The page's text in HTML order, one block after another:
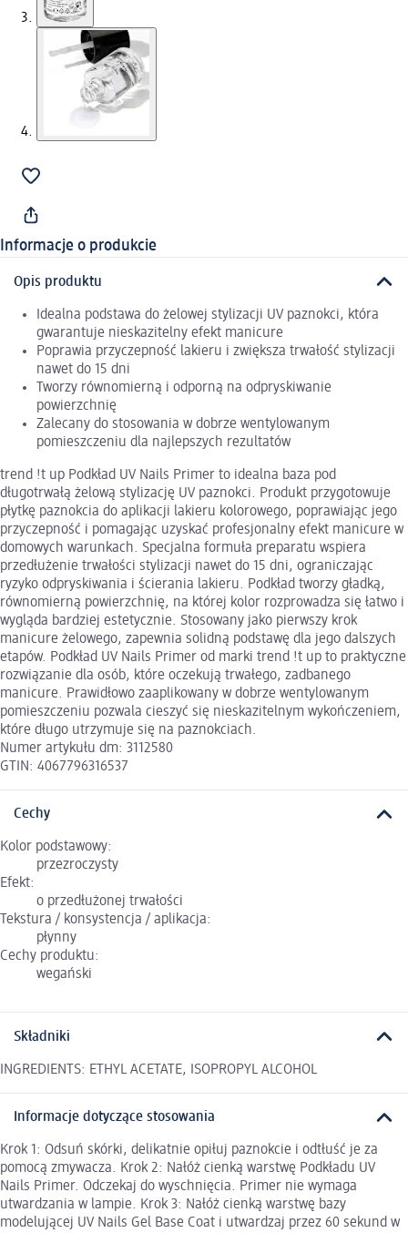
Informacje o produkcie
Opis produktu
Idealna podstawa do żelowej stylizacji UV paznokci, która
gwarantuje nieskazitelny efekt manicure
Poprawia przyczepność lakieru i zwiększa trwałość stylizacji
nawet do 15 dni
Tworzy równomierną i odporną na odpryskiwanie
powierzchnię
Zalecany do stosowania w dobrze wentylowanym
pomieszczeniu dla najlepszych rezultatów
trend !t up Podkład UV Nails Primer to idealna baza pod
długotrwałą żelową stylizację UV paznokci. Produkt przygotowuje
płytkę paznokcia do aplikacji lakieru kolorowego, poprawiając jego
przyczepność i pomagając uzyskać profesjonalny efekt manicure w
domowych warunkach. Specjalna formuła preparatu wspiera
przedłużenie trwałości stylizacji nawet do 15 dni, ograniczając
ryzyko odpryskiwania i ścierania lakieru. Podkład tworzy gładką,
równomierną powierzchnię, na której kolor rozprowadza się łatwo i
wygląda bardziej estetycznie. Stosowany jako pierwszy krok
manicure żelowego, zapewnia solidną podstawę dla jego dalszych
etapów. Podkład UV Nails Primer od marki trend !t up to praktyczne
rozwiązanie dla osób, które oczekują trwałego, zadbanego
manicure. Prawidłowo zaaplikowany w dobrze wentylowanym
pomieszczeniu pozwala cieszyć się nieskazitelnym wykończeniem,
które długo utrzymuje się na paznokciach.
Numer artykułu dm: 3112580
GTIN: 4067796316537
Cechy
Kolor podstawowy:
przezroczysty
Efekt:
o przedłużonej trwałości
Tekstura / konsystencja / aplikacja:
płynny
Cechy produktu:
wegański
Składniki
INGREDIENTS: ETHYL ACETATE, ISOPROPYL ALCOHOL
Informacje dotyczące stosowania
Krok 1: Odsuń skórki, delikatnie opiłuj paznokcie i odtłuść je za
pomocą zmywacza. Krok 2: Nałóż cienką warstwę Podkładu UV
Nails Primer. Odczekaj do wyschnięcia. Primer nie wymaga
utwardzania w lampie. Krok 3: Nałóż cienką warstwę bazy
modelującej UV Nails Gel Base Coat i utwardzaj przez 60 sekund w